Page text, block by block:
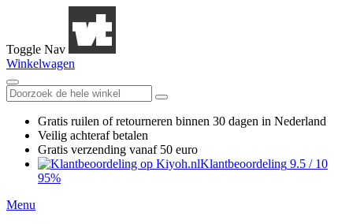
Toggle Nav
Winkelwagen
Gratis ruilen of retourneren binnen 30 dagen in Nederland
Veilig achteraf betalen
Gratis verzending vanaf 50 euro
Klantbeoordeling 9.5 / 10
95%
Menu